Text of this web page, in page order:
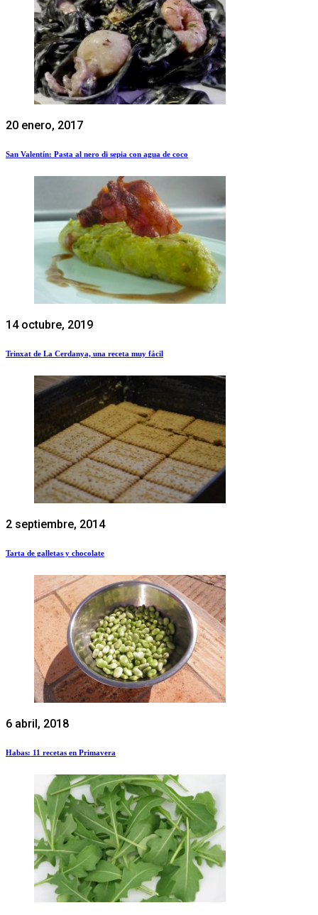
20 enero, 2017
San Valentín: Pasta al nero di sepia con agua de coco
14 octubre, 2019
Trinxat de La Cerdanya, una receta muy fácil
2 septiembre, 2014
Tarta de galletas y chocolate
6 abril, 2018
Habas: 11 recetas en Primavera